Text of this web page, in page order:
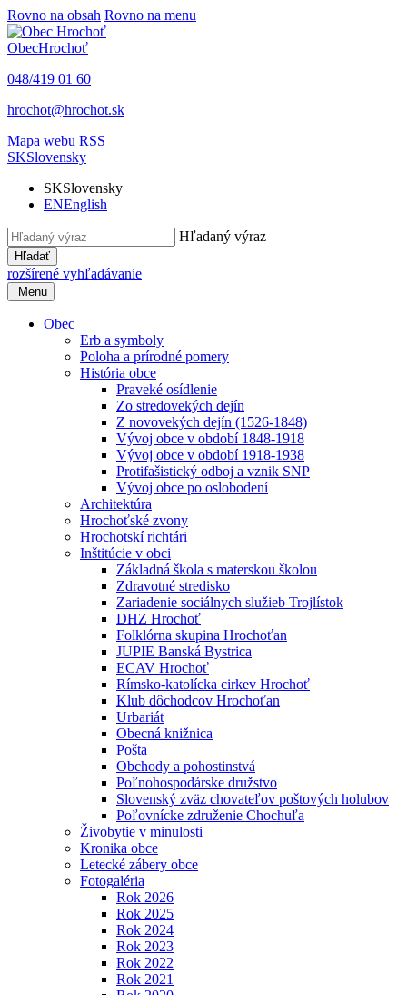
Rovno na obsah Rovno na menu
ObecHrochoť
048/419 01 60
hrochot@hrochot.sk
Mapa webu RSS
SKSlovensky
SKSlovensky
ENEnglish
Hľadaný výraz
Hľadať
rozšírené vyhľadávanie
Menu
Obec
Erb a symboly
Poloha a prírodné pomery
História obce
Praveké osídlenie
Zo stredovekých dejín
Z novovekých dejín (1526-1848)
Vývoj obce v období 1848-1918
Vývoj obce v období 1918-1938
Protifašistický odboj a vznik SNP
Vývoj obce po oslobodení
Architektúra
Hrochoťské zvony
Hrochotskí richtári
Inštitúcie v obci
Základná škola s materskou školou
Zdravotné stredisko
Zariadenie sociálnych služieb Trojlístok
DHZ Hrochoť
Folklórna skupina Hrochoťan
JUPIE Banská Bystrica
ECAV Hrochoť
Rímsko-katolícka cirkev Hrochoť
Klub dôchodcov Hrochoťan
Urbariát
Obecná knižnica
Pošta
Obchody a pohostinstvá
Poľnohospodárske družstvo
Slovenský zväz chovateľov poštových holubov
Poľovnícke združenie Chochuľa
Živobytie v minulosti
Kronika obce
Letecké zábery obce
Fotogaléria
Rok 2026
Rok 2025
Rok 2024
Rok 2023
Rok 2022
Rok 2021